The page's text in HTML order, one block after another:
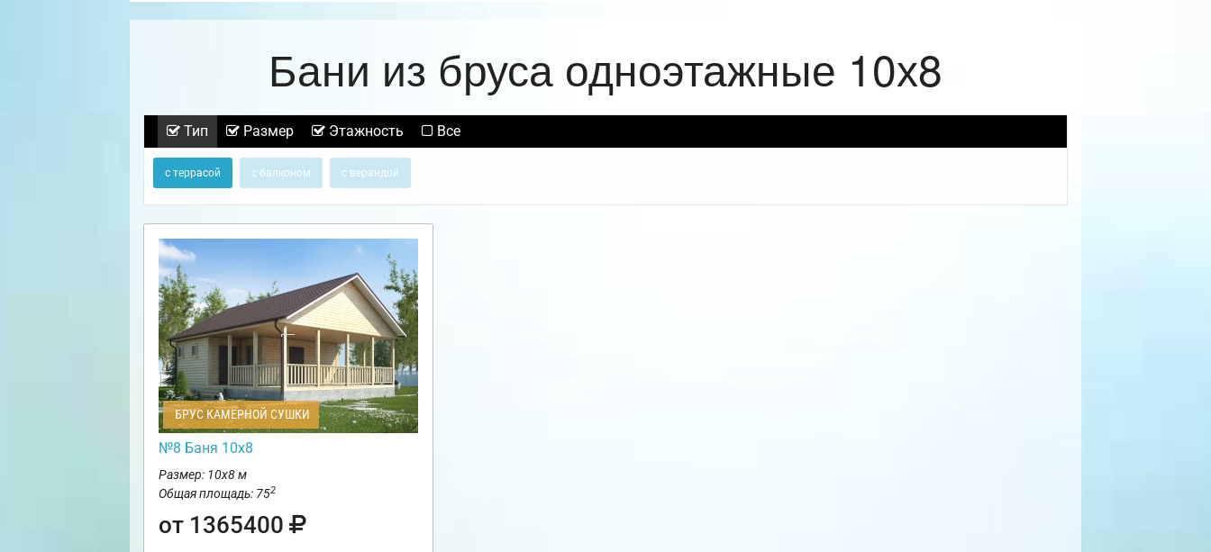
Бани из бруса одноэтажные 10х8
Тип Размер Этажность Все
с террасой с балконом с верандой
БРУС КАМЕРНОЙ СУШКИ
№8 Баня 10х8
Размер: 10х8 м
Общая площадь: 752
от 1365400